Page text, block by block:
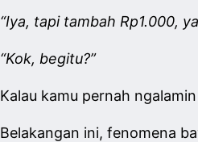
“Iya, tapi tambah Rp1.000,
“Kok, begitu?”
Kalau kamu pernah
Belakangan ini, fenomena